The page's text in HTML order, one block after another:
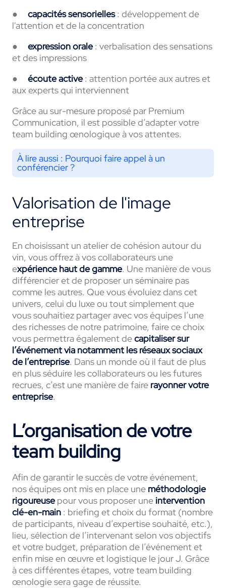
●
capacités sensorielles: développement de
l'attention et de la concentration
●
expression orale: verbalisation des sensations
et des impressions
●
écoute active: attention portée aux autres et
aux experts qui interviennent
Grâce au sur-mesure proposé par Premium
Communication, il est possible d’adapter votre
team building œnologique à vos attentes.
À lire aussi : Pourquoi faire appel à un
conférencier ?
Valorisation de l'image
entreprise
En choisissant un atelier de cohésion autour du
vin, vous offrez à vos collaborateurs une
expérience haut de gamme. Une manière de vous
différencier et de proposer un séminaire pas
comme les autres. Que vous évoluiez dans cet
univers, celui du luxeou tout simplement que
vous souhaitiez partager avec vos équipes l’une
des richesses de notre patrimoine, faire ce choix
vous permettra également decapitaliser sur
l’événement via notamment les réseaux sociaux
de l’entreprise. Dans un monde où il faut de plus
en plus séduire les collaborateurs ou les futures
recrues, c’est une manière de faire rayonner votre
entreprise.
L’organisation de votre
team building
Afin de garantir le succès de votre événement,
nos équipes ont mis en place une méthodologie
rigoureusepour vous proposer une intervention
clé-en-main : briefing et choix du format (nombre
de participants, niveau d’expertise souhaité, etc.),
lieu, sélection de l’intervenant selon vos objectifs
et votre budget, préparation de l’événement et
enfin mise en œuvre et logistique le jour J. Grâce
à ces différentes étapes, votre team building
œnologie sera gage de réussite.